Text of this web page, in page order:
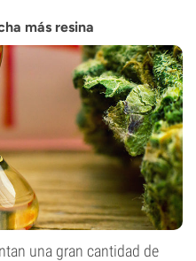
más resina
una gran cantidad de